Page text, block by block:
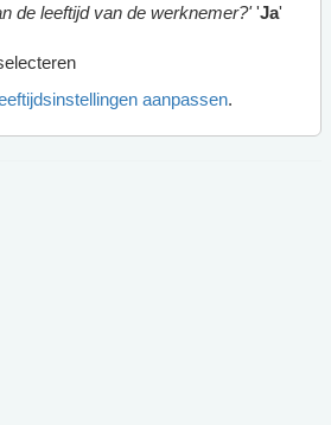
de leeftijd van de werknemer?''Ja'
aanpassen.